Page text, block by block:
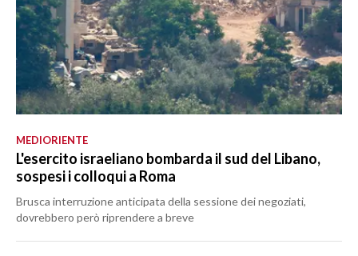
MEDIORIENTE
L'esercito israeliano bombarda il sud del Libano,
sospesi i colloqui a Roma
Brusca interruzione anticipata della sessione dei negoziati,
dovrebbero però riprendere a breve